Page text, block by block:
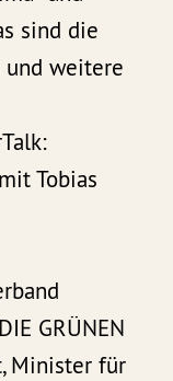
sind die
und weitere
Tobias
GRÜNEN
Minister für